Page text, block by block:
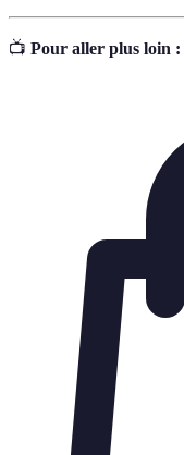
📺 Pour aller plus loin :